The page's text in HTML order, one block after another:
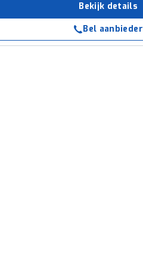
Bekijk details
Bel aanbieder